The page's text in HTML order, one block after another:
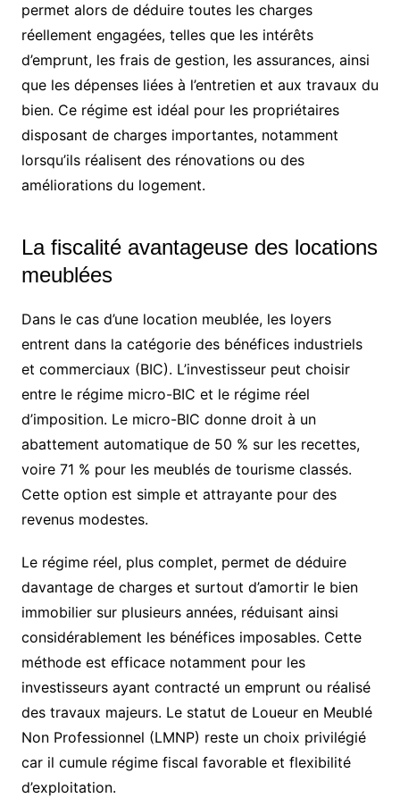
permet alors de déduire toutes les charges
réellement engagées, telles que les intérêts
d’emprunt, les frais de gestion, les assurances, ainsi
que les dépenses liées à l’entretien et aux travaux du
bien. Ce régime est idéal pour les propriétaires
disposant de charges importantes, notamment
lorsqu’ils réalisent des rénovations ou des
améliorations du logement.
La fiscalité avantageuse des locations
meublées
Dans le cas d’une location meublée, les loyers
entrent dans la catégorie des bénéfices industriels
et commerciaux (BIC). L’investisseur peut choisir
entre le régime micro-BIC et le régime réel
d’imposition. Le micro-BIC donne droit à un
abattement automatique de 50 % sur les recettes,
voire 71 % pour les meublés de tourisme classés.
Cette option est simple et attrayante pour des
revenus modestes.
Le régime réel, plus complet, permet de déduire
davantage de charges et surtout d’amortir le bien
immobilier sur plusieurs années, réduisant ainsi
considérablement les bénéfices imposables. Cette
méthode est efficace notamment pour les
investisseurs ayant contracté un emprunt ou réalisé
des travaux majeurs. Le statut de Loueur en Meublé
Non Professionnel (LMNP) reste un choix privilégié
car il cumule régime fiscal favorable et flexibilité
d’exploitation.